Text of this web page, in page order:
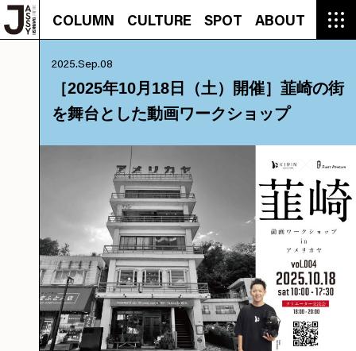
COLUMN CULTURE SPOT ABOUT
COLUMN
PEOPLE
MONOKOTO
SNAP
TRIP BLOG
CULTURE
NOVEL PLAN
SPOT
ENTERTAINMENT
LIFESTYLE
ABOUT
CONTACT
OFFER
2025.Sep.08
［2025年10月18日（土）開催］韮崎の街
を舞台とした動画ワークショップ